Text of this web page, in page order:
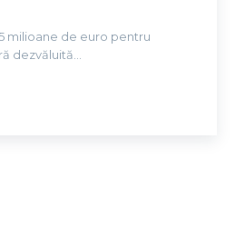
milioane de euro pentru
dezvăluită...